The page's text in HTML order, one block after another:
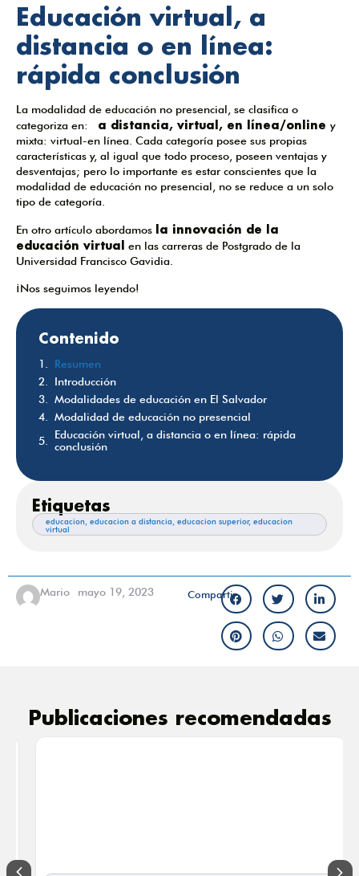
Educación virtual, a
distancia o en línea:
rápida conclusión
La modalidad de educación no presencial, se clasifica o
categoriza en: a distancia, virtual, en línea/online y
mixta: virtual-en línea. Cada categoría posee sus propias
características y, al igual que todo proceso, poseen ventajas y
desventajas; pero lo importante es estar conscientes que la
modalidad de educación no presencial, no se reduce a un solo
tipo de categoría.
En otro artículo abordamos
la innovación de la
educación virtual
en las carreras de Postgrado de la
Universidad Francisco Gavidia.
¡Nos seguimos leyendo!
Contenido
Resumen
Introducción
Modalidades de educación en El Salvador
Modalidad de educación no presencial
Educación virtual, a distancia o en línea: rápida
conclusión
Etiquetas
educacion educacion a distancia educacion superior, educacion
virtual
Mario mayo 19, 2023 Compartir
Publicaciones recomendadas